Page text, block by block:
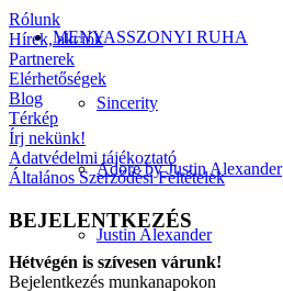
MENYASSZONYI RUHA
Sincerity
Adore by Justin Alexander
Justin Alexander
Rólunk
Hírek, akciók
Partnerek
Elérhetőségek
Blog
Térkép
Írj nekünk!
Adatvédelmi tájékoztató
Általános Szerződési Feltételek
BEJELENTKEZÉS
Hétvégén is szívesen várunk!
Bejelentkezés munkanapokon